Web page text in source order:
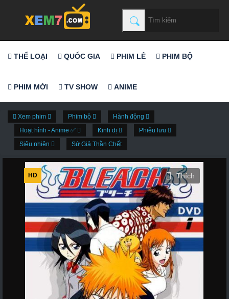
THỂ LOẠI QUỐC GIA PHIM LẺ PHIM BỘ
PHIM MỚI TV SHOW ANIME
Xem phim Phim bộ
Hành động
Hoạt hình - Anime ✅
Kinh dị
Phiêu lưu
Siêu nhiên
Sứ Giả Thần Chết
HD